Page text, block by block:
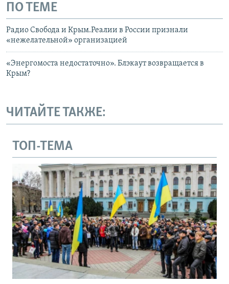
ПО ТЕМЕ
Радио Свобода и Крым.Реалии в России признали
«нежелательной» организацией
«Энергомоста недостаточно». Блэкаут возвращается в
Крым?
ЧИТАЙТЕ ТАКЖЕ:
ТОП-ТЕМА